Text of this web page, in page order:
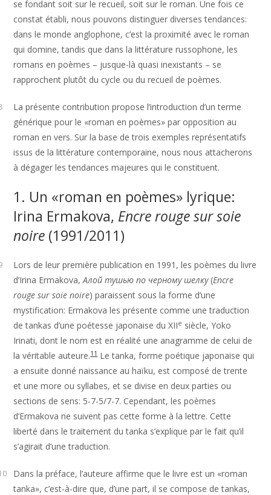
se fondant soit sur le recueil, soit sur le roman. Une fois ce
constat établi, nous pouvons distinguer diverses tendances:
dans le monde anglophone, c’est la proximité avec le roman
qui domine, tandis que dans la littérature russophone, les
romans en poèmes – jusque-là quasi inexistants – se
rapprochent plutôt du cycle ou du recueil de poèmes.
La présente contribution propose l’introduction d’un terme
générique pour le «roman en poèmes» par opposition au
roman en vers. Sur la base de trois exemples représentatifs
issus de la littérature contemporaine, nous nous attacherons
à dégager les tendances majeures qui le constituent.
1. Un «roman en poèmes» lyrique:
Irina Ermakova, Encre rouge sur soie
noire (1991/2011)
Lors de leur première publication en 1991, les poèmes du livre
d’Irina Ermakova,Алой тушью по черному шелку(Encre
rouge sur soie noire) paraissent sous la forme d’une
mystification: Ermakova les présente comme une traduction
de tankas d’une poétesse japonaise du XIIe siècle, Yoko
Irinati, dont le nom est en réalité une anagramme de celui de
la véritable auteure.11Le tanka, forme poétique japonaise qui
a ensuite donné naissance au haïku, est composé de trente
et une more ou syllabes, et se divise en deux parties ou
sections de sens: 5-7-5/7-7. Cependant, les poèmes
d’Ermakova ne suivent pas cette forme à la lettre. Cette
liberté dans le traitement du tanka s’explique par le fait qu’il
s’agirait d’une traduction.
Dans la préface, l’auteure affirme que le livre est un «roman
tanka», c’est-à-dire que, d’une part, il se compose de tankas,